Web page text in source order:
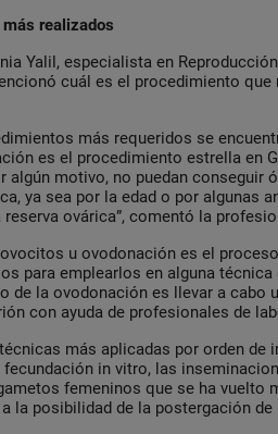
realizados
Yalil, especialista en
cuál es el procedimiento que
más requeridos se
es el procedimiento estrella en
algún motivo, no puedan conseguir
ya sea por la edad o por algunas
ovárica”, comentó la
u ovodonación es el
para emplearlos en alguna
de la ovodonación es llevar a cabo
con ayuda de profesionales de
más aplicadas por orden de
in vitro, las
femeninos que se ha vuelto
la posibilidad de la postergación de